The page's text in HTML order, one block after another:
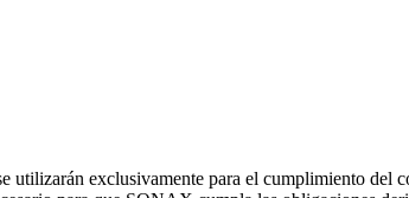
utilizarán exclusivamente para el cumplimiento